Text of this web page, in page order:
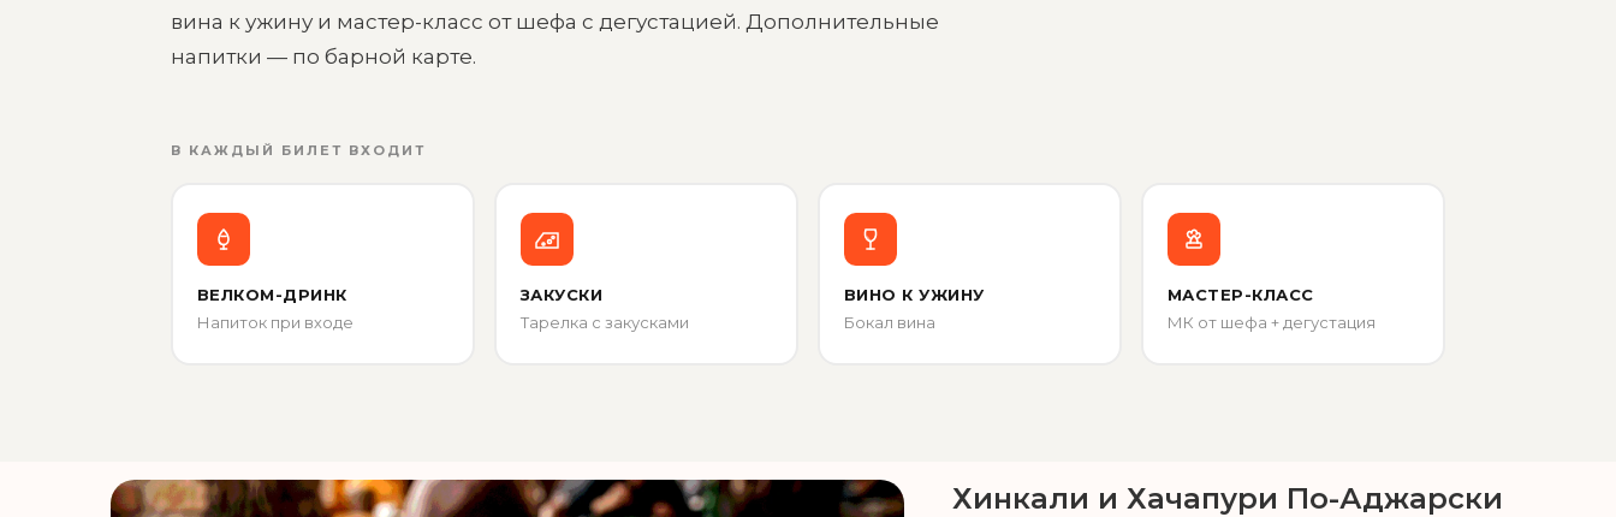
вина к ужину и мастер-класс от шефа с дегустацией. Дополнительные
напитки — по барной карте.
В КАЖДЫЙ БИЛЕТ ВХОДИТ
ВЕЛКОМ-ДРИНК
Напиток при входе
ЗАКУСКИ
Тарелка с закусками
ВИНО К УЖИНУ
Бокал вина
МАСТЕР-КЛАСС
МК от шефа + дегустация
Хинкали и Хачапури По-Аджарски